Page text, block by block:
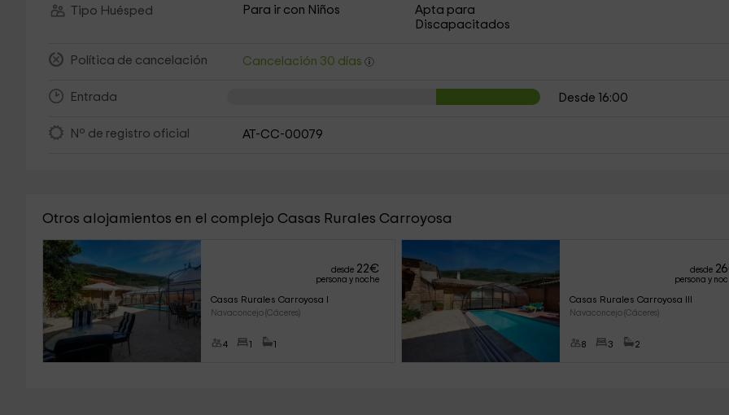
Tipo Huésped Para ir con Niños
Apta para
Discapacitados
Política de cancelación Cancelación 30 días
Entrada Desde 16:00
Nº de registro oficial AT-CC-00079
Otros alojamientos en el complejo Casas Rurales Carroyosa
desde 22€
persona y noche
Casas Rurales Carroyosa I
Navaconcejo (Cáceres)
4 1 1
desde 26
persona y
Casas Rurales Carroyosa III
Navaconcejo (Cáceres)
8 3 2